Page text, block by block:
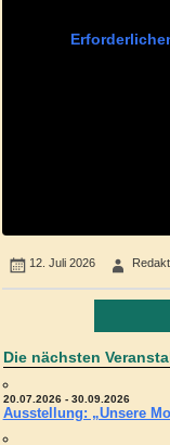
12. Juli 2026
Die nächsten
20.07.2026 - 30.09.2026
Ausstellung: „Unsere